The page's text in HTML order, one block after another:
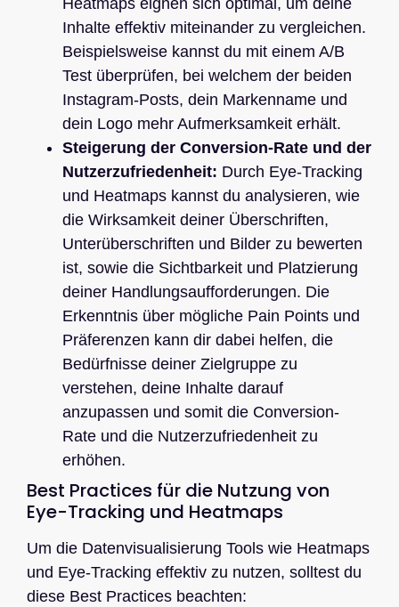
Heatmaps eignen sich optimal, um deine
Inhalte effektiv miteinander zu vergleichen.
Beispielsweise kannst du mit einem A/B
Test überprüfen, bei welchem der beiden
Instagram-Posts, dein Markenname und
dein Logo mehr Aufmerksamkeit erhält.
Steigerung der Conversion-Rate und der
Nutzerzufriedenheit: Durch Eye-Tracking
und Heatmaps kannst du analysieren, wie
die Wirksamkeit deiner Überschriften,
Unterüberschriften und Bilder zu bewerten
ist, sowie die Sichtbarkeit und Platzierung
deiner Handlungsaufforderungen. Die
Erkenntnis über mögliche Pain Points und
Präferenzen kann dir dabei helfen, die
Bedürfnisse deiner Zielgruppe zu
verstehen, deine Inhalte darauf
anzupassen und somit die Conversion-
Rate und die Nutzerzufriedenheit zu
erhöhen.
Best Practices für die Nutzung von
Eye-Tracking und Heatmaps
Um die Datenvisualisierung Tools wie Heatmaps
und Eye-Tracking effektiv zu nutzen, solltest du
diese Best Practices beachten: